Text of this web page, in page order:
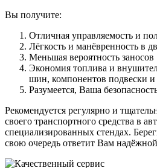
Вы получите:
Отличная управляемость и
Лёгкость и манёвренность в
Меньшая вероятность заносов
Экономия топлива и
шин, компонентов подвески и
Разумеется, Ваша
Рекомендуется регулярно и
своего транспортного средства в
специализированных стендах.
свою очередь ответит Вам